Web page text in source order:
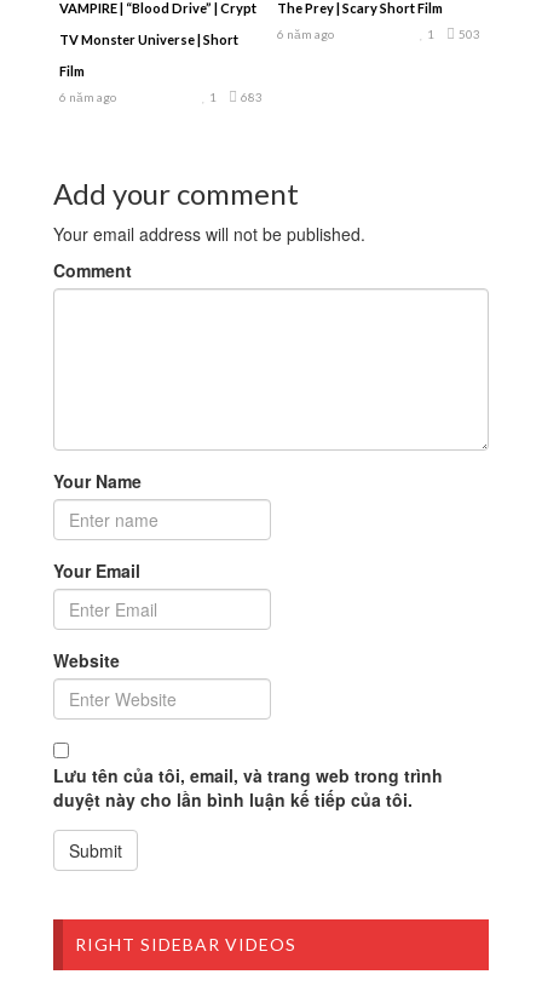
VAMPIRE | “Blood Drive” | Crypt
TV Monster Universe | Short
Film
6 năm ago 683
1
The Prey | Scary Short Film
6 năm ago 503
1
Add your comment
Your email address will not be published.
Comment
Your Name
Your Email
Website
Lưu tên của tôi, email, và trang web trong trình
duyệt này cho lần bình luận kế tiếp của tôi.
RIGHT SIDEBAR VIDEOS